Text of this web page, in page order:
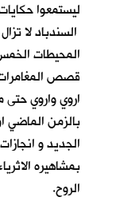
ليستمعوا
السندباد لا
المحيطات
قصص
اروي واروي حتى
بالزمن الماضي
الجديد و
بمشاهيره
الروح.